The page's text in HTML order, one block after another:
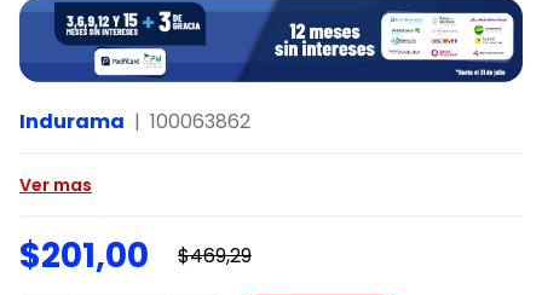
Indurama | 100063862
Ver mas
$201,00 $469,29